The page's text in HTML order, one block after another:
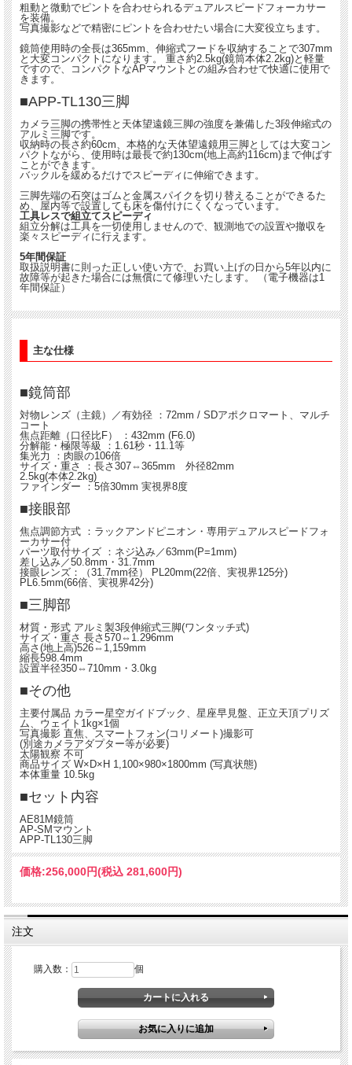
粗動と微動でピントを合わせられるデュアルスピードフォーカサー
を装備。
写真撮影などで精密にピントを合わせたい場合に大変役立ちます。
鏡筒使用時の全長は365mm、伸縮式フードを収納することで307mm
と大変コンパクトになります。 重さ約2.5kg(鏡筒本体2.2kg)と軽量
ですので、コンパクトなAPマウントとの組み合わせで快適に使用で
きます。
■APP-TL130三脚
カメラ三脚の携帯性と天体望遠鏡三脚の強度を兼備した3段伸縮式の
アルミ三脚です。
収納時の長さ約60cm、本格的な天体望遠鏡用三脚としては大変コン
パクトながら、使用時は最長で約130cm(地上高約116cm)まで伸ばす
ことができます。
バックルを緩めるだけでスピーディに伸縮できます。
三脚先端の石突はゴムと金属スパイクを切り替えることができるた
め、屋内等で設置しても床を傷付けにくくなっています。
工具レスで組立てスピーディ
組立分解は工具を一切使用しませんので、観測地での設置や撤収を
楽々スピーディに行えます。
5年間保証
取扱説明書に則った正しい使い方で、お買い上げの日から5年以内に
故障等が起きた場合には無償にて修理いたします。 （電子機器は1
年間保証）
主な仕様
■鏡筒部
対物レンズ（主鏡）／有効径 ：72mm / SDアポクロマート、マルチ
コート
焦点距離（口径比F） ：432mm (F6.0)
分解能・極限等級 ：1.61秒・11.1等
集光力 ：肉眼の106倍
サイズ・重さ ：長さ307⇔365mm 外径82mm
2.5kg(本体2.2kg)
ファインダー ：5倍30mm 実視界8度
■接眼部
焦点調節方式 ：ラックアンドピニオン・専用デュアルスピードフォ
ーカサー付
パーツ取付サイズ ：ネジ込み／63mm(P=1mm)
差し込み／50.8mm・31.7mm
接眼レンズ：（31.7mm径） PL20mm(22倍、実視界125分)
PL6.5mm(66倍、実視界42分)
■三脚部
材質・形式 アルミ製3段伸縮式三脚(ワンタッチ式)
サイズ・重さ 長さ570⇔1.296mm
高さ(地上高)526⇔1,159mm
縮長598.4mm
設置半径350⇔710mm・3.0kg
■その他
主要付属品 カラー星空ガイドブック、星座早見盤、正立天頂プリズ
ム、ウェイト1kg×1個
写真撮影 直焦、スマートフォン(コリメート)撮影可
(別途カメラアダプター等が必要)
太陽観察 不可
商品サイズ W×D×H 1,100×980×1800mm (写真状態)
本体重量 10.5kg
■セット内容
AE81M鏡筒
AP-SMマウント
APP-TL130三脚
価格:256,000円(税込 281,600円)
注文
購入数： 個